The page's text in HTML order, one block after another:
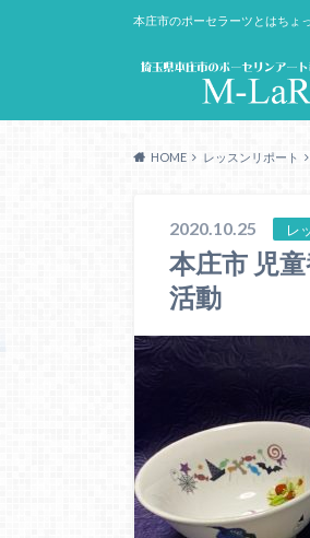
本庄市のポーセラーツとはちょ
HOME レッスンリポート
2020.10.25 レ
本庄市 児
活動